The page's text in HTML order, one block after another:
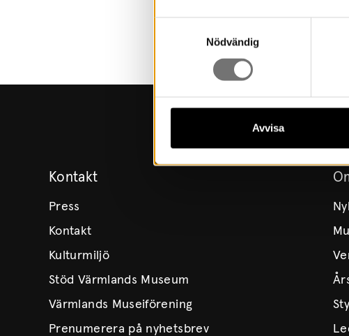
Nödvändig
Avvisa
Kontakt
Press
Kontakt
Kulturmiljö
Stöd Värmlands Museum
Värmlands Museiförening
Prenumerera på nyhetsbrev